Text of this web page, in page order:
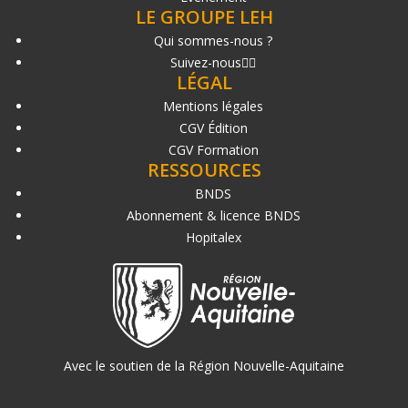
LE GROUPE LEH
Qui sommes-nous ?
Suivez-nous
LÉGAL
Mentions légales
CGV Édition
CGV Formation
RESSOURCES
BNDS
Abonnement & licence BNDS
Hopitalex
Avec le soutien de la Région Nouvelle-Aquitaine